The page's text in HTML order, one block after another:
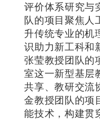
评价体系研究与
队的项目聚焦人
升传统专业的机
识助力新工科和
张莹教授 团队的
室这一新型基层
共享、教研交流
金教授团队的项
能技术，构建贯